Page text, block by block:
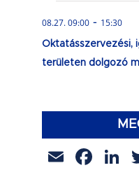
08.27. 09:00 - 15:30
Oktatásszervezési,
területen dolgozó
Email